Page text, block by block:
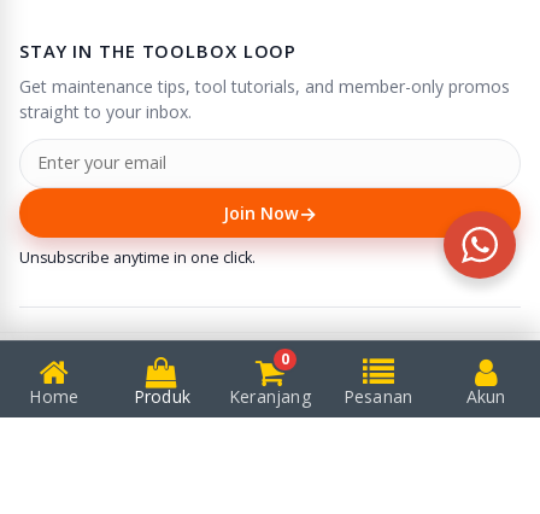
STAY IN THE TOOLBOX LOOP
Get maintenance tips, tool tutorials, and member-only promos
straight to your inbox.
Join Now→
Unsubscribe anytime in one click.
© 2025
. All rights reserved.
We accept
Home Produk
0
Keranjang Pesanan Akun